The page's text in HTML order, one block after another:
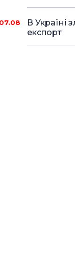
07.08
В Україні
експорт